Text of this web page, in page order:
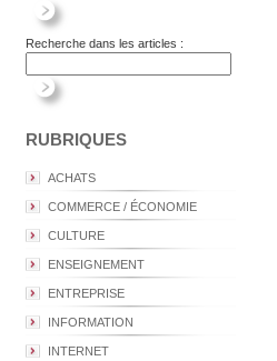
Recherche dans les articles :
RUBRIQUES
ACHATS
COMMERCE / ÉCONOMIE
CULTURE
ENSEIGNEMENT
ENTREPRISE
INFORMATION
INTERNET